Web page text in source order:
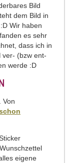
Bild
dem Bild in
Wir haben
es sehr
dass ich in
ver- (bzw ent-
werde :D
Von
eigene